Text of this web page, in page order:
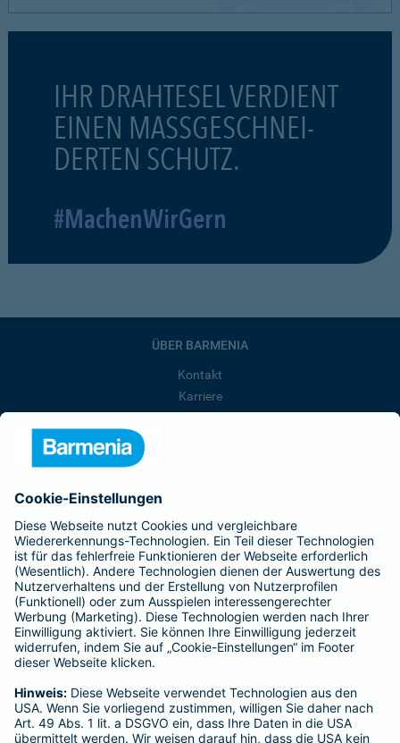
IHR DRAHTESEL VERDIENT
EINEN MASSGESCHNEI-
DERTEN SCHUTZ.
#MachenWirGern
ÜBER BARMENIA
Kontakt
Karriere
Barmenia ist Teil der BarmeniaGothaer
BELIEBTE SEITEN
Kranken-Zusatzversicherung
Tierversicherungen
Haftpflichtversicherung
Hausratversicherung
Adresse ändern
Schaden melden